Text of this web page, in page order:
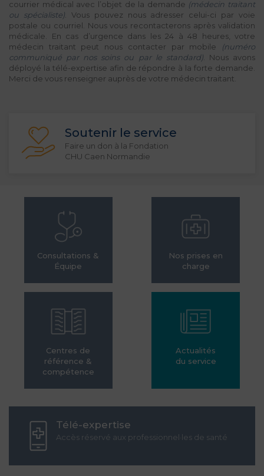
courrier médical avec l’objet de la demande (médecin traitant
ou spécialiste). Vous pouvez nous adresser celui-ci par voie
postale ou courriel. Nous vous recontacterons après validation
médicale. En cas d’urgence dans les 24 à 48 heures, votre
médecin traitant peut nous contacter par mobile
(numéro
communiqué par nos soins ou par le standard). Nous avons
déployé la télé-expertise afin de répondre à la forte demande.
Merci de vous renseigner auprès de votre médecin traitant.
Soutenir le service
Faire un don à la Fondation
CHU Caen Normandie
Consultations &
Équipe
Nos prises en
charge
Centres de
référence &
compétence
Actualités
du service
Télé-expertise
Accès réservé aux professionnel·les de santé